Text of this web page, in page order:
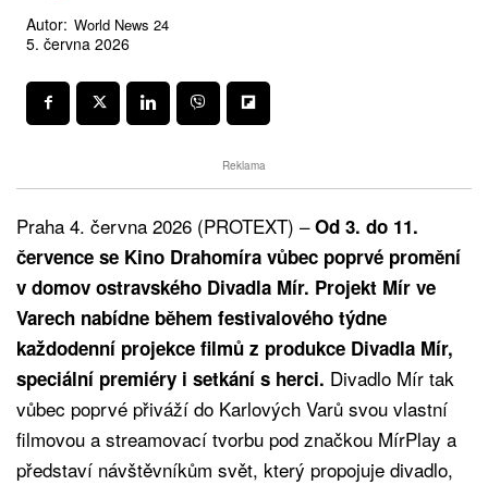
Autor: World News 24
5. června 2026
Reklama
Praha 4. června 2026 (PROTEXT) –Od 3. do 11.
července se Kino Drahomíra vůbec poprvé promění
v domov ostravského Divadla Mír. Projekt Mír ve
Varech nabídne během festivalového týdne
každodenní projekce filmů z produkce Divadla Mír,
speciální premiéry i setkání s herci. Divadlo Mír tak
vůbec poprvé přiváží do Karlových Varů svou vlastní
filmovou a streamovací tvorbu pod značkou MírPlay a
představí návštěvníkům svět, který propojuje divadlo,